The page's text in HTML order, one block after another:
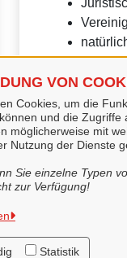
VON
Cookies, um die
und die
möglicherweise mit
Nutzung der Dienste
Sie einzelne Typen
zur Verfügung!
Statistik
Eine Nutzung